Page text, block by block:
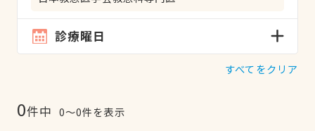
診療曜日
すべてをクリア
0件中 0〜0件を表示